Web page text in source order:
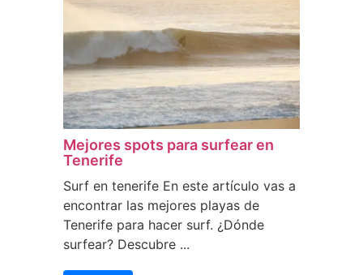
Mejores spots para surfear en
Tenerife
Surf en tenerife En este artículo vas a
encontrar las mejores playas de
Tenerife para hacer surf. ¿Dónde
surfear? Descubre ...